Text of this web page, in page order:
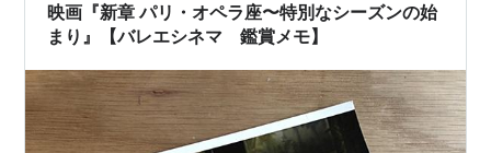
映画『新章 パリ・オペラ座〜特別なシーズンの始
まり』【バレエシネマ 鑑賞メモ】